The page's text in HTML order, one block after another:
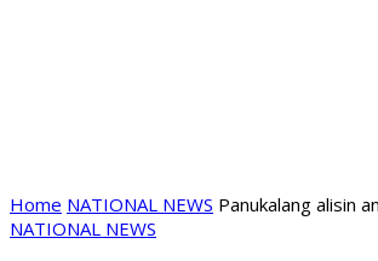
Home NATIONAL NEWS Panukalang alisin
NATIONAL NEWS